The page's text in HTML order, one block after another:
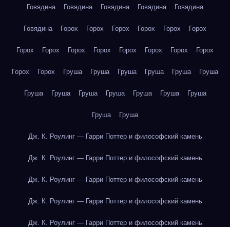
Говядина Говядина Говядина Говядина Говядина
Говядина Горох Горох Горох Горох Горох Горох
Горох Горох Горох Горох Горох Горох Горох Горох
Горох Горох Груша Груша Груша Груша Груша Груша
Груша Груша Груша Груша Груша Груша Груша
Груша Груша
Дж. К. Роулинг — Гарри Поттер и философский камень
Дж. К. Роулинг — Гарри Поттер и философский камень
Дж. К. Роулинг — Гарри Поттер и философский камень
Дж. К. Роулинг — Гарри Поттер и философский камень
Дж. К. Роулинг — Гарри Поттер и философский камень